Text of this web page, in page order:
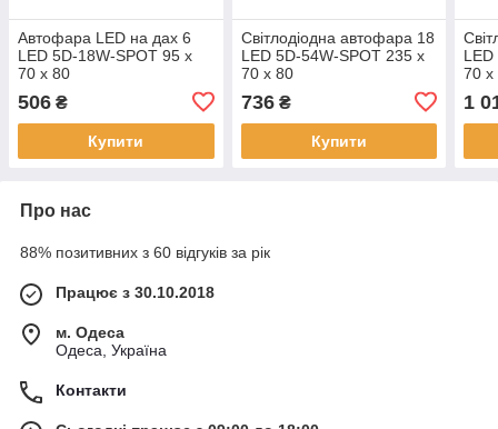
Автофара LED на дах 6
LED 5D-18W-SPOT 95 х
70 х 80
506 ₴
Купити
Світлодіодна автофара 18
LED 5D-54W-SPOT 235 х
70 х 80
736₴
Купити
70 х
1
Про нас
88% позитивних з 60 відгуків за рік
Працює з 30.10.2018
м. Одеса
Одеса, Україна
Контакти